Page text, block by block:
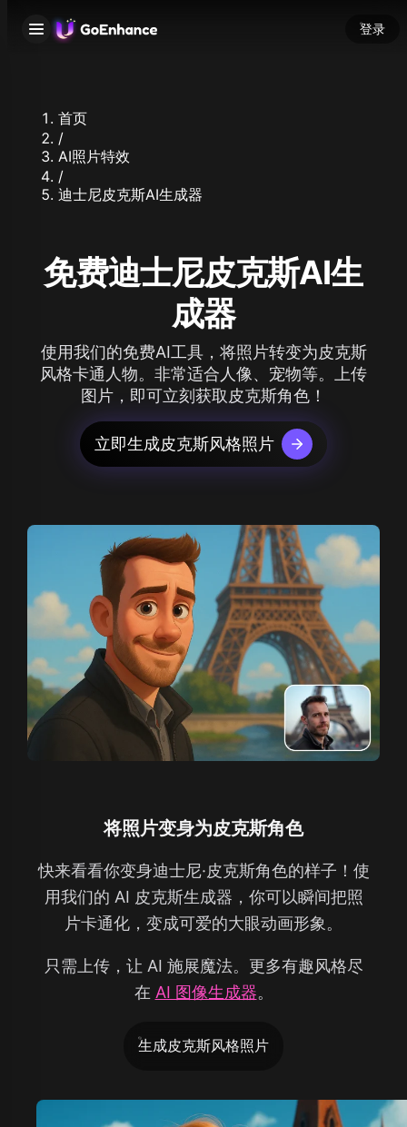
登录
首页
/
AI照片特效
/
迪士尼皮克斯AI生成器
免费迪士尼皮克斯AI生
成器
使用我们的免费AI工具，将照片转变为皮克斯
风格卡通人物。非常适合人像、宠物等。上传
图片，即可立刻获取皮克斯角色！
立即生成皮克斯风格照片
将照片变身为皮克斯角色
快来看看你变身迪士尼·皮克斯角色的样子！使
用我们的 AI 皮克斯生成器，你可以瞬间把照
片卡通化，变成可爱的大眼动画形象。
只需上传，让 AI 施展魔法。更多有趣风格尽
在 AI 图像生成器。
生成皮克斯风格照片